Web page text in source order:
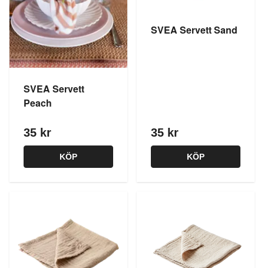
SVEA Servett
Peach
35 kr
KÖP
SVEA Servett Sand
35 kr
KÖP